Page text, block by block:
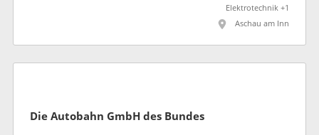
Elektrotechnik +1
Aschau am Inn
Die Autobahn GmbH des Bundes